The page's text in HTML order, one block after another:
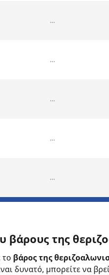
…
…
…
…
…
βάρους της
το βάρος της
δυνατό, μπορείτε να